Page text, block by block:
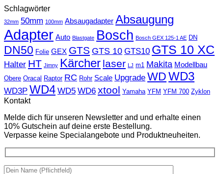
Schlagwörter
32mm 50mm 100mm Absaugadapter Absaugung
Adapter Auto Blastgate Bosch Bosch GEX 125-1 AE DN
DN50 Folie GEX GTS GTS 10 GTS10 GTS 10 XC
Halter HT Jimny Kärcher laser LJ m1 Makita Modellbau
Obere Oracal Raptor RC Rohr Scale Upgrade WDWD3
WD3P WD4 WD5 WD6 xtool Yamaha YFM YFM 700 Zyklon
Kontakt
Melde dich für unseren Newsletter and und erhalte einen
10% Gutschein auf deine erste Bestellung.
Verpasse keine Specialangebote und Produktneuheiten.